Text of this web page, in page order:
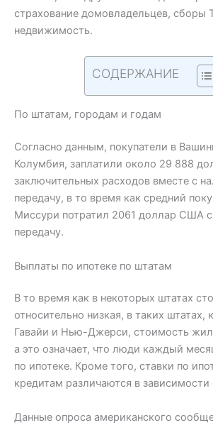
страхование домовладельцев, сборы
недвижимость.
СОДЕРЖАНИЕ
По штатам, городам и годам
Согласно данным, покупатели в
Колумбия, заплатили около 29 888
заключительных расходов вместе с
передачу, в то время как средний
Миссури потратил 2061 доллар США с
передачу.
Выплаты по ипотеке по штатам
В то время как в некоторых штатах
относительно низкая, в таких штатах,
Гавайи и Нью-Джерси, стоимость
а это означает, что люди каждый
по ипотеке. Кроме того, ставки по
кредитам различаются в зависимости
Данные опроса американского